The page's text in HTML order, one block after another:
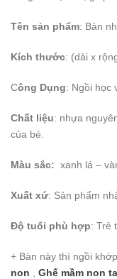
Tên sản phẩm: Bàn
Kích thước: (dài x
Công Dụng: Ngồi học
Chất liệu: nhựa
của bé.
Màu sắc: xanh lá –
Xuất xứ: Sản phẩm
Độ tuổi phù hợp: Trẻ
+ Bàn này thì ngồi
non
Ghế mầm non